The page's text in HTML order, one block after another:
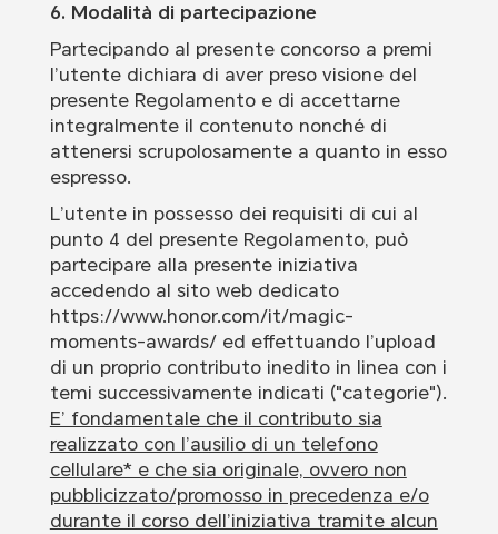
6. Modalità di partecipazione
Partecipando al presente concorso a premi
l’utente dichiara di aver preso visione del
presente Regolamento e di accettarne
integralmente il contenuto nonché di
attenersi scrupolosamente a quanto in esso
espresso.
L’utente in possesso dei requisiti di cui al
punto 4 del presente Regolamento, può
partecipare alla presente iniziativa
accedendo al sito web dedicato
https://www.honor.com/it/magic-
moments-awards/ ed effettuando l’upload
di un proprio contributo inedito in linea con i
temi successivamente indicati ("categorie").
E’ fondamentale che il contributo sia
realizzato con l’ausilio di un telefono
cellulare* e che sia originale, ovvero non
pubblicizzato/promosso in precedenza e/o
durante il corso dell’iniziativa tramite alcun